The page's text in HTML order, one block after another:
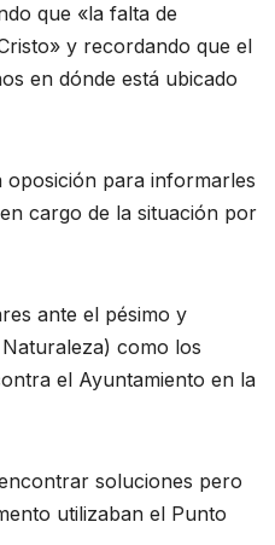
que «la falta de
y recordando que el
en dónde está ubicado
para informarles
cargo de la situación por
ante el pésimo y
como los
el Ayuntamiento en la
soluciones pero
utilizaban el Punto